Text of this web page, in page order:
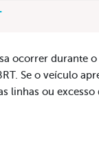
ocorrer durante
Se o veículo
linhas ou excesso